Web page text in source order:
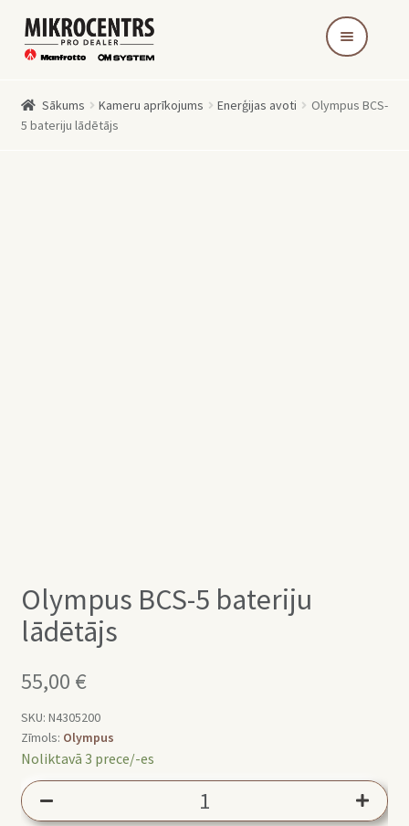
Skip
to
Skip
to
Sākums Kameru aprīkojums Enerģijas avoti
Olympus BCS-
5 bateriju lādētājs
Olympus BCS-5 bateriju
lādētājs
55,00 €
SKU: N4305200
Zīmols: Olympus
Noliktavā 3 prece/-es